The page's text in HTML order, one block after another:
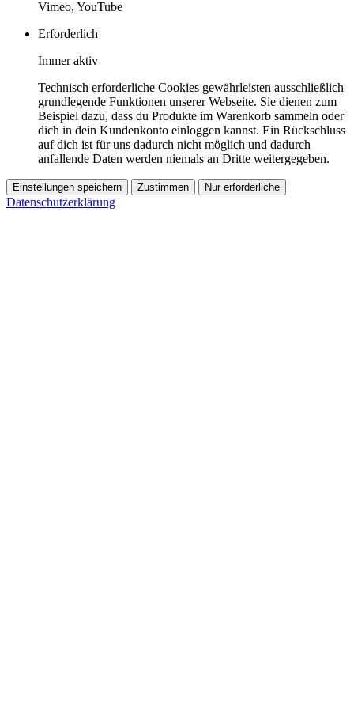
Vimeo, YouTube
Erforderlich
Immer aktiv
Technisch erforderliche Cookies gewährleisten ausschließlich
grundlegende Funktionen unserer Webseite. Sie dienen zum
Beispiel dazu, dass du Produkte im Warenkorb sammeln oder
dich in dein Kundenkonto einloggen kannst. Ein Rückschluss
auf dich ist für uns dadurch nicht möglich und dadurch
anfallende Daten werden niemals an Dritte weitergegeben.
Einstellungen speichern Zustimmen Nur erforderliche
Datenschutzerklärung